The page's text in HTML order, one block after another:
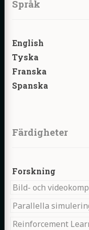
Språk
English
Tyska
Franska
Spanska
Färdigheter
ForskningNyckelord:
Bild- och
Parallella
Reinforcement